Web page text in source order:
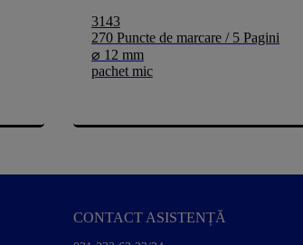
3143
270 Puncte de marcare / 5 Pagini
⌀ 12 mm
pachet mic
CONTACT ASISTENȚĂ